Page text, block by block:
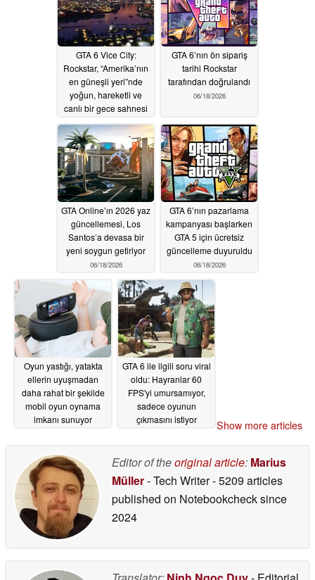
GTA 6 Vice City:
Rockstar, “Amerika’nın
en güneşli yeri”nde
yoğun, hareketli ve
canlı bir gece sahnesi
sergiliyor06/19/2026
GTA 6’nın ön sipariş
tarihi Rockstar
tarafından doğrulandı
06/18/2026
GTA Online’ın 2026 yaz
güncellemesi, Los
Santos’a devasa bir
yeni soygun getiriyor
06/18/2026
GTA 6’nın pazarlama
kampanyası başlarken
GTA 5 için ücretsiz
güncelleme duyuruldu
06/18/2026
Oyun yastığı, yatakta
ellerin uyuşmadan
daha rahat bir şekilde
mobil oyun oynama
imkanı sunuyor
GTA 6 ile ilgili soru viral
oldu: Hayranlar 60
FPS'yi umursamıyor,
sadece oyunun
çıkmasını istiyor
Show more articles
Editor of theoriginal article: Marius
Müller- Tech Writer- 5209 articles
published on Notebookchecksince
2024